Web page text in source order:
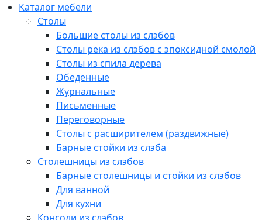
Каталог мебели
Столы
Большие столы из слэбов
Столы река из слэбов с эпоксидной смолой
Столы из спила дерева
Обеденные
Журнальные
Письменные
Переговорные
Столы с расширителем (раздвижные)
Барные стойки из слэба
Столешницы из слэбов
Барные столешницы и стойки из слэбов
Для ванной
Для кухни